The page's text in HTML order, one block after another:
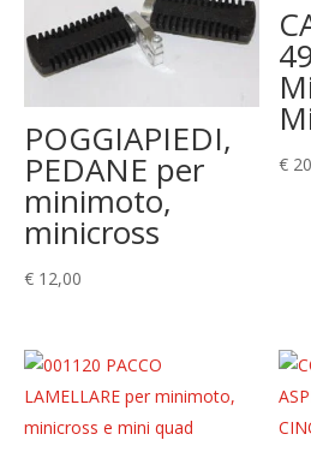
POGGIAPIEDI,
PEDANE per
minimoto,
minicross
€ 12,00
€